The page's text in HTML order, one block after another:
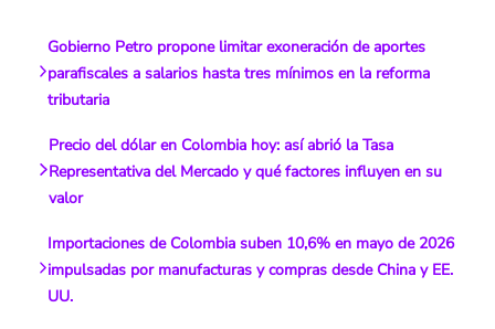
Gobierno Petro propone limitar exoneración de aportes
parafiscales a salarios hasta tres mínimos en la reforma
tributaria
Precio del dólar en Colombia hoy: así abrió la Tasa
Representativa del Mercado y qué factores influyen en su
valor
Importaciones de Colombia suben 10,6% en mayo de 2026
impulsadas por manufacturas y compras desde China y EE.
UU.